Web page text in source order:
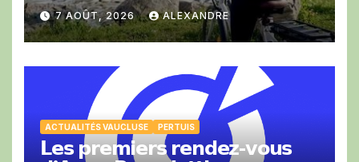
7 AOÛT, 2026 ALEXANDRE
ACTUALITÉS VAUCLUSE PERTUIS
𝗟𝗲𝘀 𝗽𝗿𝗲𝗺𝗶𝗲𝗿𝘀 𝗿𝗲𝗻𝗱𝗲𝘇-𝘃𝗼𝘂𝘀